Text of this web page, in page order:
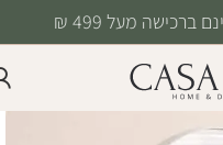
מעל 499 ₪